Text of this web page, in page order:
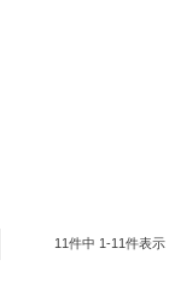
11件中 1-11件表示